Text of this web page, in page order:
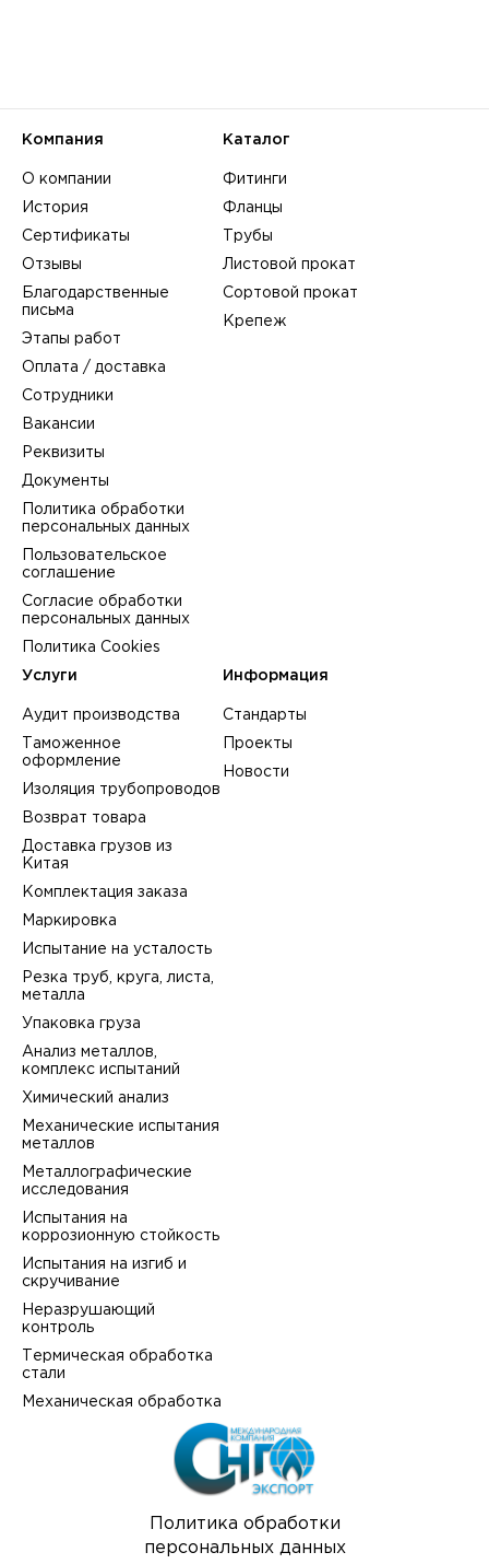
Политика обработки
персональных данных
Компания
О компании
История
Сертификаты
Отзывы
Благодарственные
письма
Этапы работ
Оплата / доставка
Сотрудники
Вакансии
Реквизиты
Документы
Политика обработки
персональных данных
Пользовательское
соглашение
Согласие обработки
персональных данных
Политика Cookies
Каталог
Фитинги
Фланцы
Трубы
Листовой прокат
Сортовой прокат
Крепеж
Услуги
Аудит производства
Таможенное
оформление
Изоляция трубопроводов
Возврат товара
Доставка грузов из
Китая
Комплектация заказа
Маркировка
Испытание на усталость
Резка труб, круга, листа,
металла
Упаковка груза
Анализ металлов,
комплекс испытаний
Химический анализ
Механические испытания
металлов
Металлографические
исследования
Испытания на
коррозионную стойкость
Испытания на изгиб и
скручивание
Неразрушающий
контроль
Термическая обработка
стали
Механическая обработка
Информация
Стандарты
Проекты
Новости